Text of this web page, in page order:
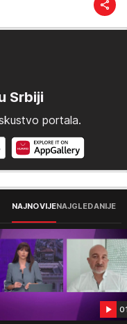
Srbiji
portala.
NAJNOVIJENAJGLEDANIJE